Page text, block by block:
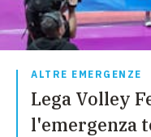
ALTRE EMERGENZE
Lega Volley
l'emergenza